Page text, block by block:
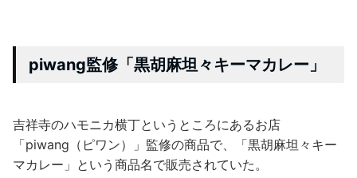
piwang監修「黒胡麻坦々キーマカレー」
吉祥寺のハモニカ横丁というところにあるお店
「piwang（ピワン）」監修の商品で、「黒胡麻坦々キー
マカレー」という商品名で販売されていた。